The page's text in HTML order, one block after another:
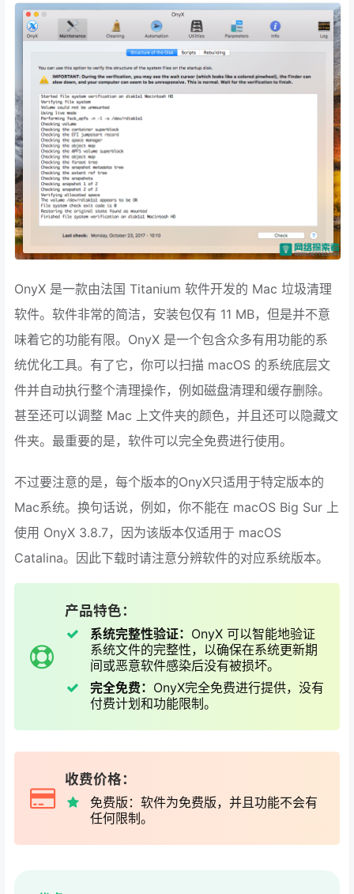
OnyX 是一款由法国 Titanium 软件开发的 Mac 垃圾清理
软件。软件非常的简洁，安装包仅有 11 MB，但是并不意
味着它的功能有限。OnyX 是一个包含众多有用功能的系
统优化工具。有了它，你可以扫描 macOS 的系统底层文
件并自动执行整个清理操作，例如磁盘清理和缓存删除。
甚至还可以调整 Mac 上文件夹的颜色，并且还可以隐藏文
件夹。最重要的是，软件可以完全免费进行使用。
不过要注意的是，每个版本的OnyX只适用于特定版本的
Mac系统。换句话说，例如，你不能在 macOS Big Sur 上
使用 OnyX 3.8.7，因为该版本仅适用于 macOS
Catalina。因此下载时请注意分辨软件的对应系统版本。
产品特色：
系统完整性验证： OnyX 可以智能地验证
系统文件的完整性，以确保在系统更新期
间或恶意软件感染后没有被损坏。
完全免费： OnyX完全免费进行提供，没有
付费计划和功能限制。
收费价格：
免费版：软件为免费版，并且功能不会有
任何限制。